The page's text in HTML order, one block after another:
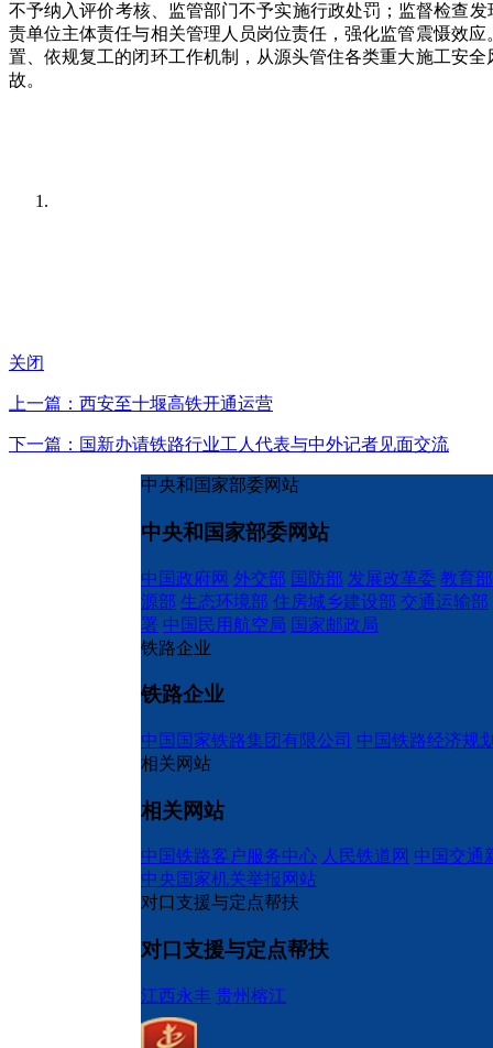
不予纳入评价考核、监管部门不予实施行政处罚；监督检查
责单位主体责任与相关管理人员岗位责任，强化监管震慑效
置、依规复工的闭环工作机制，从源头管住各类重大施工安
故。
关闭
上一篇：西安至十堰高铁开通运营
下一篇：国新办请铁路行业工人代表与中外记者见面交流
中央和国家部委网站
中央和国家部委网站
中国政府网 外交部 国防部 发展改革委 教育部
源部 生态环境部 住房城乡建设部 交通运输部
署 中国民用航空局 国家邮政局
铁路企业
铁路企业
中国国家铁路集团有限公司 中国铁路经济规
相关网站
相关网站
中国铁路客户服务中心 人民铁道网 中国交通
中央国家机关举报网站
对口支援与定点帮扶
对口支援与定点帮扶
江西永丰 贵州榕江